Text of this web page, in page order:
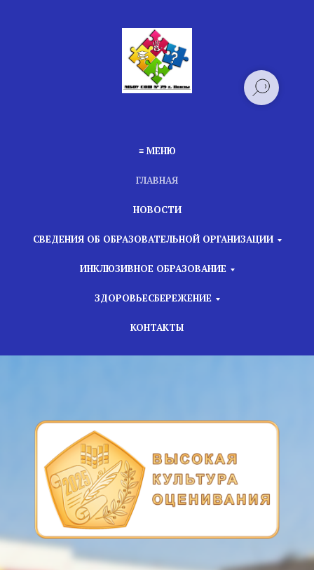
≡ МЕНЮ
ГЛАВНАЯ
НОВОСТИ
СВЕДЕНИЯ ОБ ОБРАЗОВАТЕЛЬНОЙ ОРГАНИЗАЦИИ
ИНКЛЮЗИВНОЕ ОБРАЗОВАНИЕ
ЗДОРОВЬЕСБЕРЕЖЕНИЕ
КОНТАКТЫ